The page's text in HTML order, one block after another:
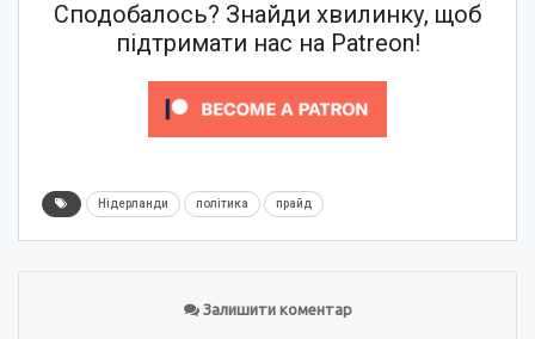
Сподобалось? Знайди хвилинку, щоб
підтримати нас на Patreon!
Нідерланди політика прайд
Залишити коментар